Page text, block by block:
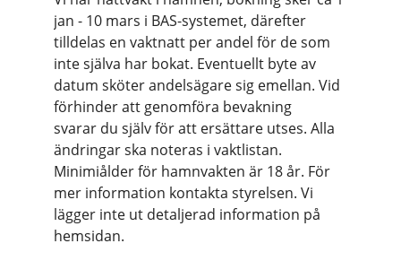
jan - 10 mars i BAS-systemet, därefter
tilldelas en vaktnatt per andel för de som
inte själva har bokat. Eventuellt byte av
datum sköter andelsägare sig emellan. Vid
förhinder att genomföra bevakning
svarar du själv för att ersättare utses. Alla
ändringar ska noteras i vaktlistan.
Minimiålder för hamnvakten är 18 år. För
mer information kontakta styrelsen. Vi
lägger inte ut detaljerad information på
hemsidan.